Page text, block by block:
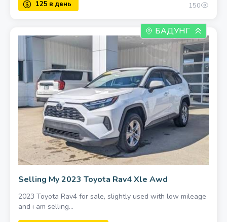
150
БАДУНГ
Selling My 2023 Toyota Rav4 Xle Awd
2023 Toyota Rav4 for sale, slightly used with low mileage
and i am selling...